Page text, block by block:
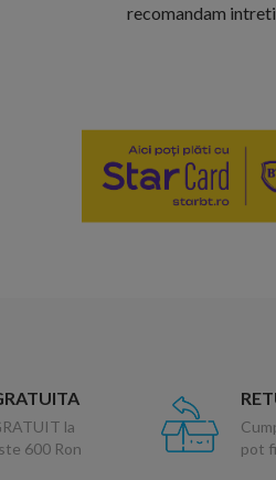
recomandam
la
600 Ron
pot